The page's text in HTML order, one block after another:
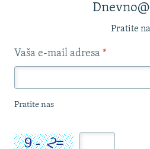
Pratite
Vaša e-mail adresa *
Pratite nas